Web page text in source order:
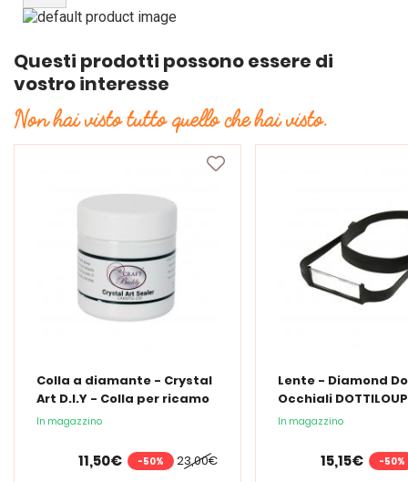
Questi prodotti possono essere di
vostro interesse
Non hai visto tutto quello che hai visto.
Colla a diamante - Crystal
Art D.I.Y - Colla per ricamo
a diamante - 150 ml
In magazzino
23,00€
11,50€ -50%
Lente - Diamond
Occhiali DOTTILOUP
In magazzino
15,15€ -50%